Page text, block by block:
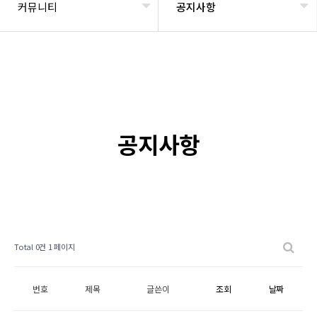
커뮤니티 공지사항
공지사항
Total 0건 1 페이지
번호 제목 글쓴이 조회 날짜